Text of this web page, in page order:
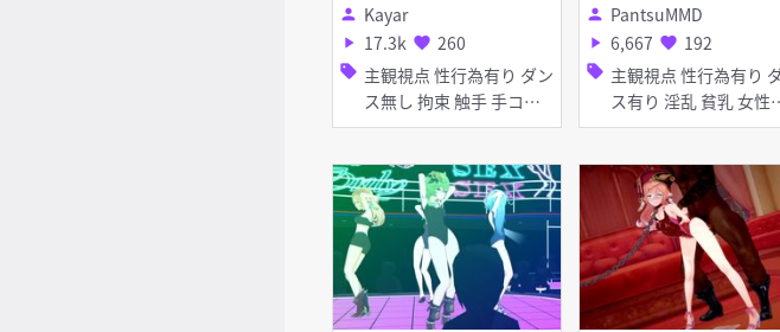
person Kayar
play_arrow 17.3k favorite 260
sell 主観視点 性行為有り ダン
ス無し 拘束 触手 手コキ
フェラ 貧乳 アナル責め
person PantsuMMD
play_arrow 6,667 favorite 192
sell 主観視点 性行為有り ダン
ス有り 淫乱 貧乳 女性上
位